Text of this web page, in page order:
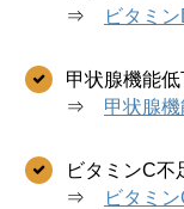
⇒
ビタミ
甲状腺機能低
⇒ 甲状腺
ビタミンC不
⇒
ビタミ